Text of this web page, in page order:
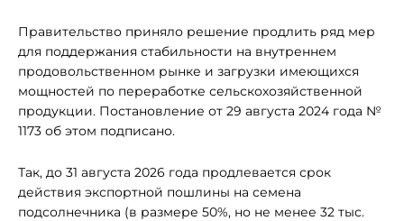
Правительство приняло решение продлить ряд мер
для поддержания стабильности на внутреннем
продовольственном рынке и загрузки имеющихся
мощностей по переработке сельскохозяйственной
продукции. Постановление от 29 августа 2024 года №
1173 об этом подписано.
Так, до 31 августа 2026 года продлевается срок
действия экспортной пошлины на семена
подсолнечника (в размере 50%, но не менее 32 тыс.